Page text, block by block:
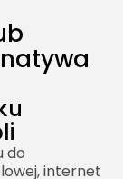
do
internet